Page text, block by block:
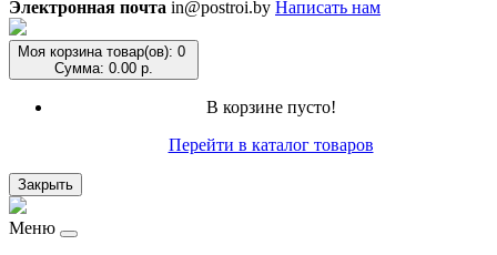
Электронная почта in@postroi.by Написать нам
Моя корзина товар(ов): 0
Сумма: 0.00 р.
В корзине пусто!
Перейти в каталог товаров
Закрыть
Меню